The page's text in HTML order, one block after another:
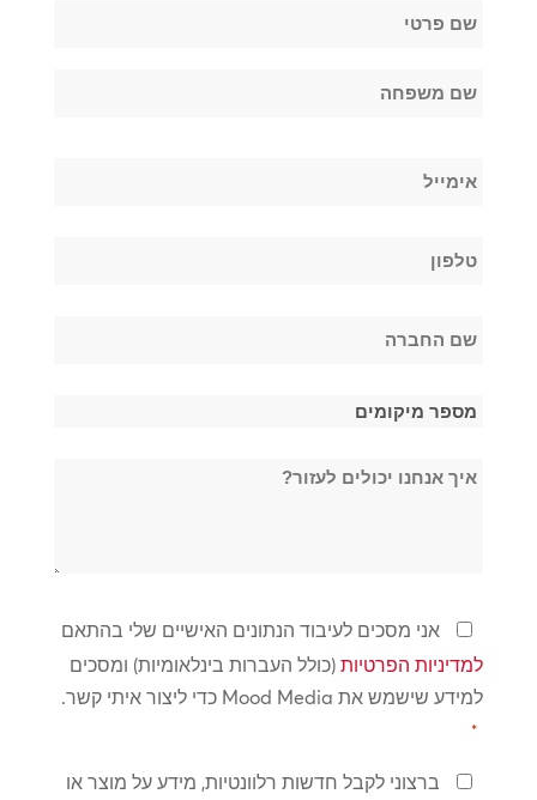
שֵׁם
משפחה
אימייל
טלפון
שם
מספר
*
איך
מדיניות
פרטיות
*
אני מסכים לעיבוד הנתונים האישיים שלי בהתאם
למדיניות הפרטיות(כולל העברות בינלאומיות) ומסכים
למידע שישמש את Mood Media כדי ליצור איתי קשר.
*
שמורברצוני לקבל חדשות רלוונטיות, מידע על מוצר או